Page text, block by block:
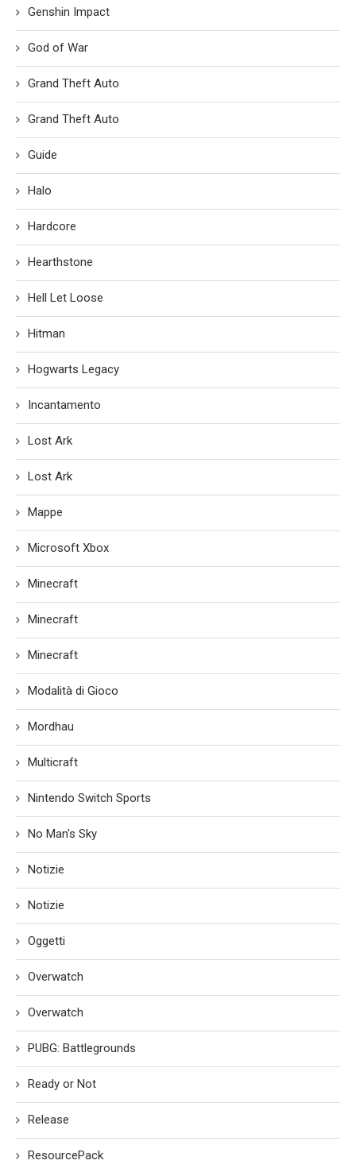
Genshin Impact
God of War
Grand Theft Auto
Grand Theft Auto
Guide
Halo
Hardcore
Hearthstone
Hell Let Loose
Hitman
Hogwarts Legacy
Incantamento
Lost Ark
Lost Ark
Mappe
Microsoft Xbox
Minecraft
Minecraft
Minecraft
Modalità di Gioco
Mordhau
Multicraft
Nintendo Switch Sports
No Man's Sky
Notizie
Notizie
Oggetti
Overwatch
Overwatch
PUBG: Battlegrounds
Ready or Not
Release
ResourcePack